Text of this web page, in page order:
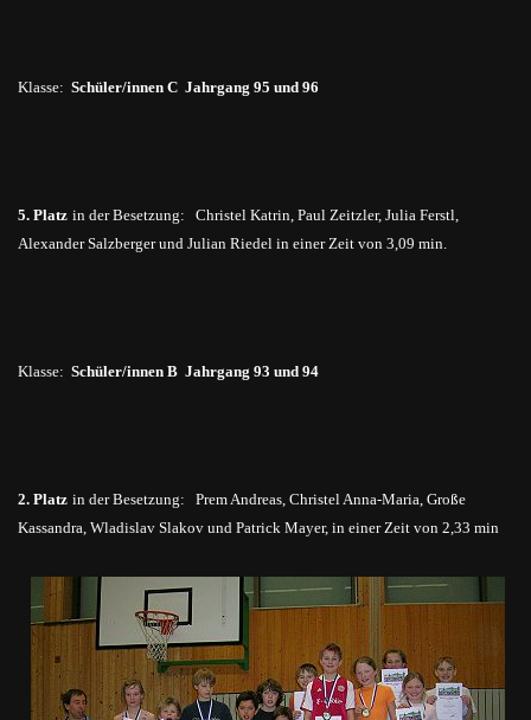
Klasse: Schüler/innen C Jahrgang 95 und 96
5. Platz in der Besetzung: Christel Katrin, Paul Zeitzler, Julia Ferstl,
AlexanderSalzbergerund Julian Riedel in einer Zeit von 3,09 min.
Klasse: Schüler/innen B Jahrgang 93 und 94
2. Platz in der Besetzung: PremAndreas, Christel Anna-Maria, Große
Kassandra, Wladislav Slakov und Patrick Mayer, in einer Zeit von 2,33 min